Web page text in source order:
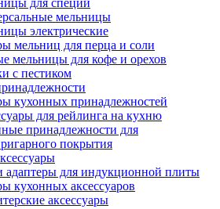
для специй
мельницы
электрические
мельниц для перца и соли
мельницы для кофе и орехов
с пестиком
кухонных принадлежностей
для рейлинга на кухню
принадлежности для
покрытия
адаптеры для индукционной плиты
кухонных аксессуаров
аксессуары